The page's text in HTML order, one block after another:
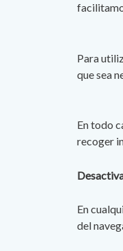
Para
que sea
En todo
recoger
En
del